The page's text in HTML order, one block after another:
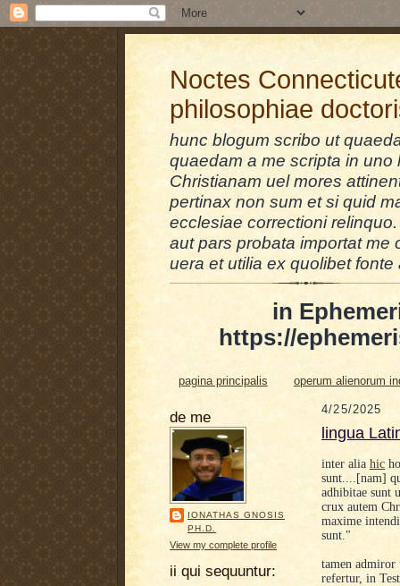
Noctes
philosophiae
hunc blogum scribo ut
quaedam a me scripta in
Christianam uel mores
pertinax non sum et si quid
ecclesiae correctioni
aut pars probata importat me
uera et utilia ex quolibet fonte
in
https://
pagina principalis operum alienorum
de me
IONATHAS GNOSIS
PH.D.
View my complete profile
ii qui sequuntur:
4/25/2025
lingua
inter alia hic
sunt....[nam]
adhibitae sunt
crux autem
maxime
sunt."
tamen
refertur, in